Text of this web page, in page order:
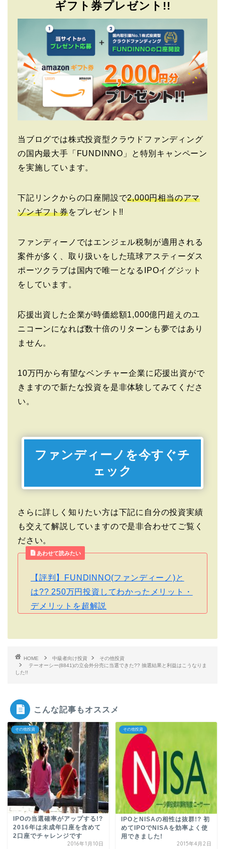
ギフト券プレゼント!!
当ブログでは株式投資型クラウドファンディング
の国内最大手「FUNDINNO」と特別キャンペーン
を実施しています。
下記リンクからの口座開設で2,000円相当のアマ
ゾンギフト券をプレゼント!!
ファンディーノではエンジェル税制が適用される
案件が多く、取り扱いをした琉球アスティーダス
ポーツクラブは国内で唯一となるIPOイグジット
をしています。
応援出資した企業が時価総額1,000億円超えのユ
ニコーンになれば数十倍のリターンも夢ではあり
ません。
10万円から有望なベンチャー企業に応援出資がで
きますので新たな投資を是非体験してみてくださ
い。
ファンディーノを今すぐチ
ェック
さらに詳しく知りたい方は下記に自分の投資実績
も交えて解説していますので是非合わせてご覧く
ださい。
あわせて読みたい
【評判】FUNDINNO(ファンディーノ)と
は?? 250万円投資してわかったメリット・
デメリットを超解説
HOME 中級者向け投資
その他投資
テーオーシー(8841)の立会外分売に当選できた?? 抽選結果と利益はこうなりま
した!!
こんな記事もオススメ
その他投資
IPOの当選確率がアップする!?
2016年は未成年口座を含めて
2口座でチャレンジです
2016年1月10日
その他投資
IPOとNISAの相性は抜群!? 初
めてIPOでNISAを効率よく使
用できました!
2015年4月2日